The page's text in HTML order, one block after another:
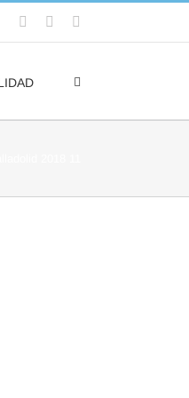
Rss YouTube